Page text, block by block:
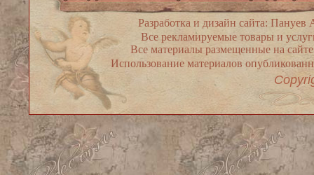
Разработка и дизайн сайта:
Все рекламируемые товары и
Все материалы размещенные на
Использование материалов